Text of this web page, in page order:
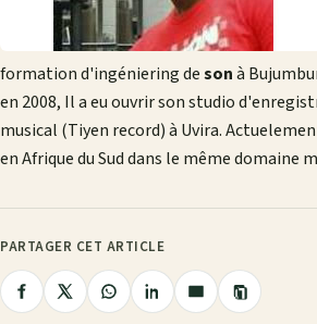
formation d'ingéniering desonà
en 2008, Il a eu ouvrir son studio
musical (Tiyen record) à Uvira.
en Afrique du Sud dans le même domaine
PARTAGER CET ARTICLE
PartagerPartagerPartagerPartagerPartager
Copier
le